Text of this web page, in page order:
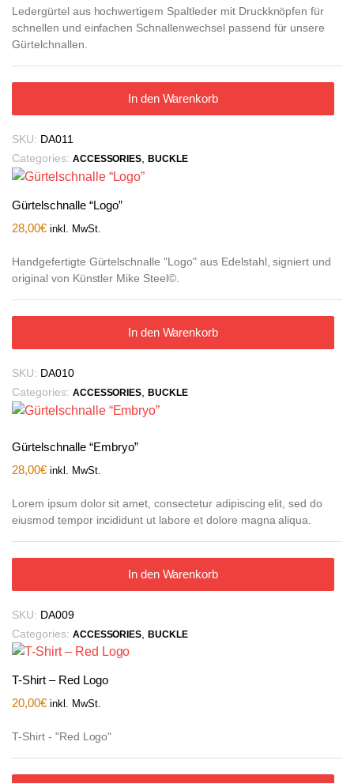
Ledergürtel aus hochwertigem Spaltleder mit Druckknöpfen für
schnellen und einfachen Schnallenwechsel passend für unsere
Gürtelchnallen.
In den Warenkorb
SKU: DA011
Categories: ACCESSORIES ,BUCKLE
Gürtelschnalle “Logo”
28,00€ inkl. MwSt.
Handgefertigte Gürtelschnalle "Logo" aus Edelstahl, signiert und
original von Künstler Mike Steel©.
In den Warenkorb
SKU: DA010
Categories: ACCESSORIES ,BUCKLE
Gürtelschnalle “Embryo”
28,00€ inkl. MwSt.
Lorem ipsum dolor sit amet, consectetur adipiscing elit, sed do
eiusmod tempor incididunt ut labore et dolore magna aliqua.
In den Warenkorb
SKU: DA009
Categories: ACCESSORIES ,BUCKLE
T-Shirt – Red Logo
20,00€ inkl. MwSt.
T-Shirt - "Red Logo"